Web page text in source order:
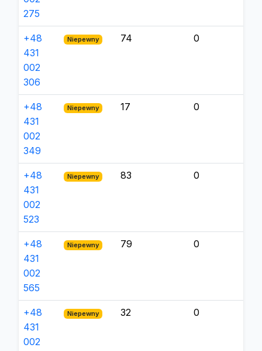
275
+48
431
002
306
Niepewny 74 0
+48
431
002
349
Niepewny 17 0
+48
431
002
523
Niepewny 83 0
+48
431
002
565
Niepewny 79 0
+48
431
002
Niepewny 32 0